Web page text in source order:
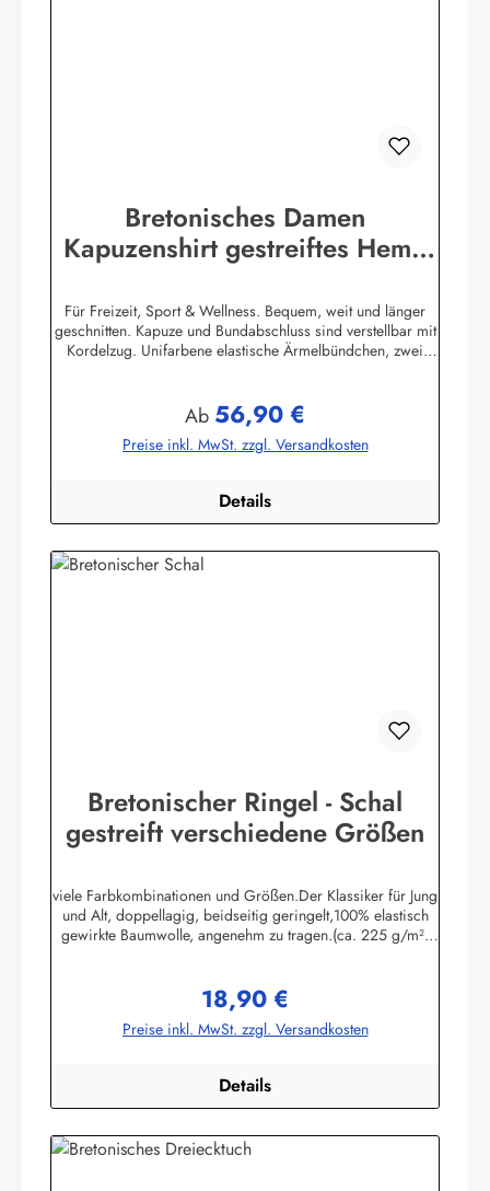
Bretonisches Damen
Kapuzenshirt gestreiftes Hemd
Für Freizeit, Sport & Wellness. Bequem, weit und länger
geschnitten. Kapuze und Bundabschluss sind verstellbar mit
Kordelzug. Unifarbene elastische Ärmelbündchen, zwei
g/m²) Herstellerinformationen:AS Bekleidungswerk
GmbHHeglitzer Str. 1226409 Wittmundinfo@modas-
bekleidung.de
Regulärer Preis:
Ab 56,90 €
Preise inkl. MwSt. zzgl. Versandkosten
Details
Bretonischer Ringel - Schal
gestreift verschiedene Größen
viele Farbkombinationen und Größen.Der Klassiker für Jung
und Alt, doppellagig, beidseitig geringelt,100% elastisch
gewirkte Baumwolle, angenehm zu tragen.(ca. 225 g/m²)
GmbHHeglitzer Str. 1226409 Wittmundinfo@modas-
bekleidung.de
Regulärer Preis:
18,90 €
Preise inkl. MwSt. zzgl. Versandkosten
Details